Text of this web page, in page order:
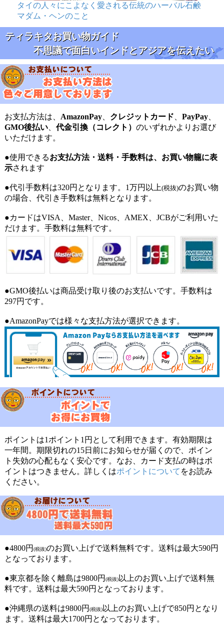
タイの人々にこよなく愛される伝統のハーバル石鹸
マダム・ヘンのこと
ティラキタお買い物ガイド
不思議で面白いインドとアジアを伝えたい
お支払方法は、 AmazonPay、 クレジットカード PayPay、
GMO後払い、代金引換（コレクト） のいずれかよりお選び
いただけます。
●使用できるお支払方法・送料・手数料は、お買い物籠に表
示されます
●代引手数料は320円となります。1万円以上(税抜)のお買い物
の場合、代引き手数料は無料となります。
●カードはVISA、Master、Nicos、AMEX、JCBがご利用いた
だけます。手数料は無料です。
●GMO後払いは商品受け取り後のお支払いです。手数料は
297円です。
●AmazonPayでは様々な支払方法が選択できます。
ポイントは1ポイント1円として利用できます。有効期限は
一年間。期限切れの15日前にお知らせが届くので、ポイン
ト失効の心配もなく安心です。なお、カード支払の時はポ
イントはつきません。詳しくはポイントについて をお読み
ください。
●4800円 (税抜)のお買い上げで送料無料です。送料は最大590円
となっております。
●東京都を除く離島は9800円 (税抜)以上のお買い上げで送料無
料です。送料は最大590円となっております。
●沖縄県の送料は9800円 (税抜)以上のお買い上げで850円となり
ます。送料は最大1700円となっております。